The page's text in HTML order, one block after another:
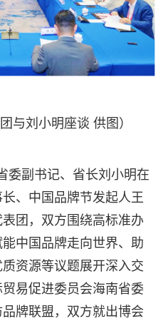
与刘小明座谈 供图）
委副书记、省长刘小明在
、中国品牌节发起人王
团，双方围绕高标准办
中国品牌走向世界、助
资源等议题展开深入交
易促进委员会海南省委
牌联盟，双方就出博会